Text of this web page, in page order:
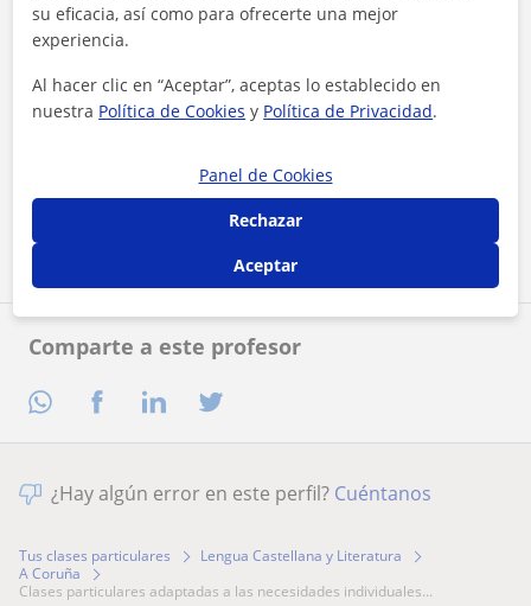
Comparte a este profesor
Contactar ahora
¿Hay algún error en este perfil? Cuéntanos
Tus clases particulares
Lengua Castellana y Literatura
A Coruña
clases particulares adaptadas a las necesidades individuales...
su eficacia, así como para ofrecerte una mejor
experiencia.
Al hacer clic en “Aceptar”, aceptas lo establecido en
nuestra Política de Cookies y Política de Privacidad.
Panel de Cookies
Rechazar
Aceptar